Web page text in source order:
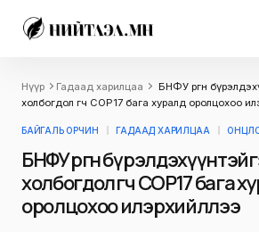
Нүүр Гадаад харилцаа
БНФУ өргөн
холбогдол өгч СОР17 бага хуралд оролцохоо
БАЙГАЛЬ ОРЧИН ГАДААД ХАРИЛЦАА
БНФУ өргөн
холбогдол өгч СОР17 бага
оролцохоо илэрхийллээ